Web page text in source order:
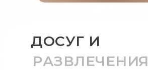
ДОСУГ И
РАЗВЛЕЧЕНИЯ